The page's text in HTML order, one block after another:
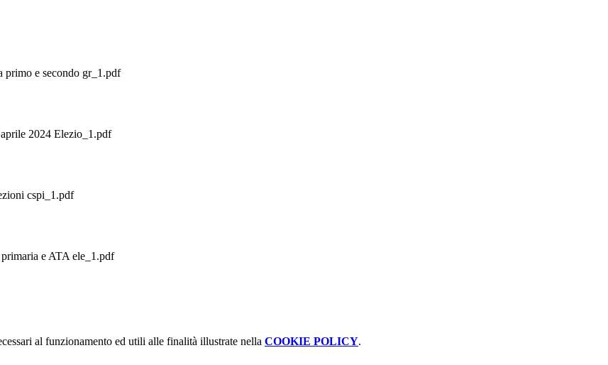
primo e secondo gr_1.pdf
2024 Elezio_1.pdf
cspi_1.pdf
e ATA ele_1.pdf
al funzionamento ed utili alle finalità illustrate nella COOKIE POLICY.